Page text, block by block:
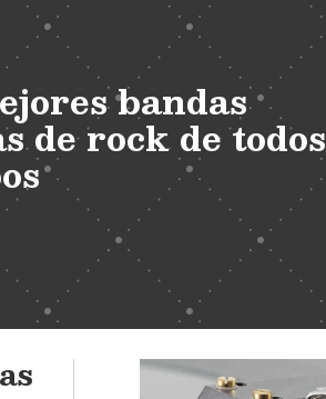
bandas
de rock de todos